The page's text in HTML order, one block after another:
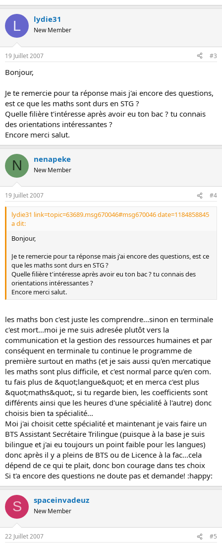
L lydie31
New Member
19 Juillet 2007 #3
Bonjour,
Je te remercie pour ta réponse mais j'ai encore des questions,
est ce que les maths sont durs en STG ?
Quelle filière t'intéresse après avoir eu ton bac ? tu connais
des orientations intéressantes ?
Encore merci salut.
N nenapeke
New Member
19 Juillet 2007 #4
lydie31 link=topic=63689.msg670046#msg670046 date=1184858845
a dit:
Bonjour,
Je te remercie pour ta réponse mais j'ai encore des questions, est ce
que les maths sont durs en STG ?
Quelle filière t'intéresse après avoir eu ton bac ? tu connais des
orientations intéressantes ?
Encore merci salut.
les maths bon c'est juste les comprendre...sinon en terminale
c'est mort...moi je me suis adresée plutôt vers la
communication et la gestion des ressources humaines et par
conséquent en terminale tu continue le programme de
première surtout en maths (et je sais aussi qu'en mercatique
les maths sont plus difficile, et c'est normal parce qu'en com.
tu fais plus de &quot;langue&quot; et en merca c'est plus
&quot;maths&quot;, si tu regarde bien, les coefficients sont
différents ainsi que les heures d'une spécialité à l'autre) donc
choisis bien ta spécialité...
Moi j'ai choisit cette spécialité et maintenant je vais faire un
BTS Assistant Secrétaire Trilingue (puisque à la base je suis
bilingue et j'ai eu toujours un point faible pour les langues)
donc après il y a pleins de BTS ou de Licence à la fac...cela
dépend de ce qui te plait, donc bon courage dans tes choix
Si t'a encore des questions ne doute pas et demande! :happy:
S spaceinvadeuz
New Member
22 Juillet 2007 #5